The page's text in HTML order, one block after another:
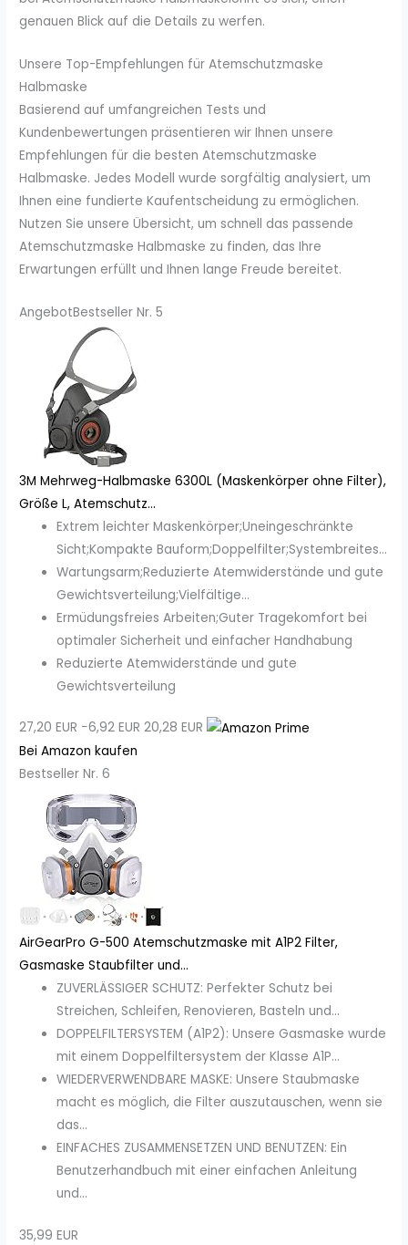
genauen Blick auf die Details zu werfen.
Unsere Top-Empfehlungen für Atemschutzmaske
Halbmaske
Basierend auf umfangreichen Tests und
Kundenbewertungen präsentieren wir Ihnen unsere
Empfehlungen für die besten Atemschutzmaske
Halbmaske. Jedes Modell wurde sorgfältig analysiert, um
Ihnen eine fundierte Kaufentscheidung zu ermöglichen.
Nutzen Sie unsere Übersicht, um schnell das passende
Atemschutzmaske Halbmaske zu finden, das Ihre
Erwartungen erfüllt und Ihnen lange Freude bereitet.
AngebotBestseller Nr. 5
3M Mehrweg-Halbmaske 6300L (Maskenkörper ohne Filter),
Größe L, Atemschutz...
Extrem leichter Maskenkörper;Uneingeschränkte
Sicht;Kompakte Bauform;Doppelfilter;Systembreites...
Wartungsarm;Reduzierte Atemwiderstände und gute
Gewichtsverteilung;Vielfältige...
Ermüdungsfreies Arbeiten;Guter Tragekomfort bei
optimaler Sicherheit und einfacher Handhabung
Reduzierte Atemwiderstände und gute
Gewichtsverteilung
27,20 EUR −6,92 EUR 20,28 EUR
Bei Amazon kaufen
Bestseller Nr. 6
AirGearPro G-500 Atemschutzmaske mit A1P2 Filter,
Gasmaske Staubfilter und...
ZUVERLÄSSIGER SCHUTZ: Perfekter Schutz bei
Streichen, Schleifen, Renovieren, Basteln und...
DOPPELFILTERSYSTEM (A1P2): Unsere Gasmaske wurde
mit einem Doppelfiltersystem der Klasse A1P...
WIEDERVERWENDBARE MASKE: Unsere Staubmaske
macht es möglich, die Filter auszutauschen, wenn sie
das...
EINFACHES ZUSAMMENSETZEN UND BENUTZEN: Ein
Benutzerhandbuch mit einer einfachen Anleitung
und...
35,99 EUR